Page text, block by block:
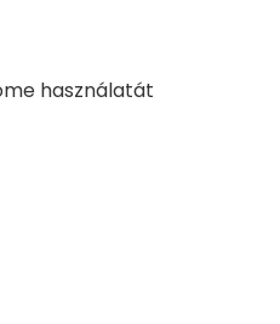
használatát